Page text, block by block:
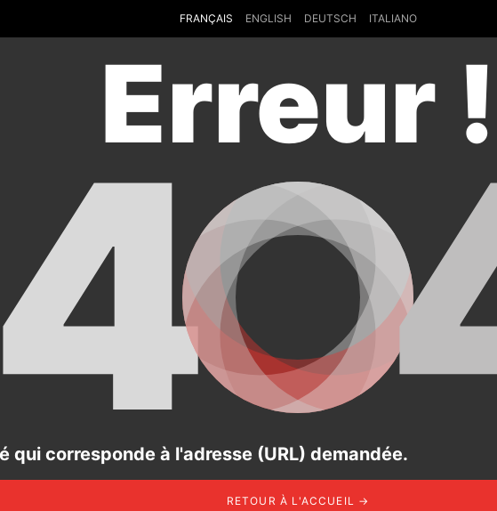
FRANÇAIS ENGLISH DEUTSCH ITALIANO
Erreur !
4
qui corresponde à l'adresse (URL) demandée.
RETOUR À L'ACCUEIL →